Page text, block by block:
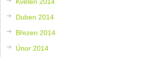
Duben 2014
Březen 2014
Únor 2014